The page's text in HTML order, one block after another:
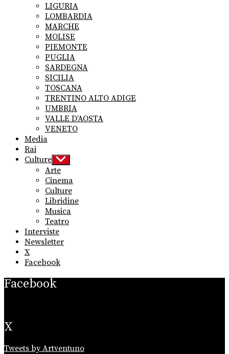
LIGURIA
LOMBARDIA
MARCHE
MOLISE
PIEMONTE
PUGLIA
SARDEGNA
SICILIA
TOSCANA
TRENTINO ALTO ADIGE
UMBRIA
VALLE D’AOSTA
VENETO
Media
Rai
Culture Show
sub
menu
Arte
Cinema
Culture
Libridine
Musica
Teatro
Interviste
Newsletter
X
Facebook
Facebook
X
Tweets by Artventuno